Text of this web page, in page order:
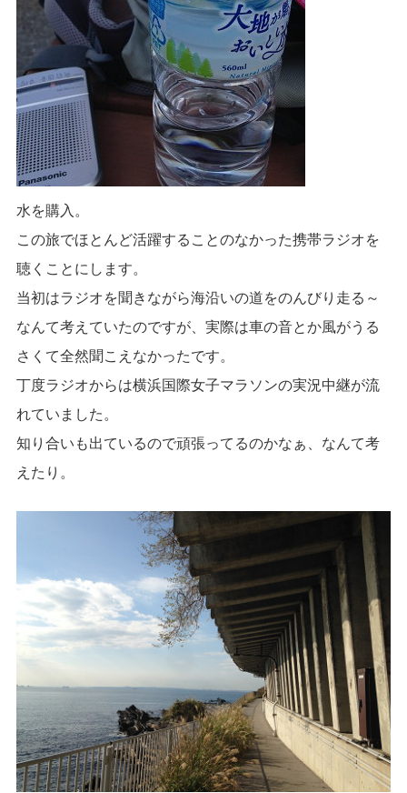
水を購入。
この旅でほとんど活躍することのなかった携帯ラジオを
聴くことにします。
当初はラジオを聞きながら海沿いの道をのんびり走る～
なんて考えていたのですが、実際は車の音とか風がうる
さくて全然聞こえなかったです。
丁度ラジオからは横浜国際女子マラソンの実況中継が流
れていました。
知り合いも出ているので頑張ってるのかなぁ、なんて考
えたり。